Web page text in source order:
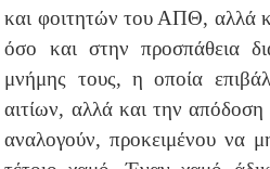
και φοιτητών του ΑΠΘ, αλλά
όσο και στην προσπάθεια
μνήμης τους, η οποία
αιτίων, αλλά και την
αναλογούν, προκειμένου να